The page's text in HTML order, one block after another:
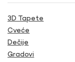
3D Tapete
Cveće
Dečije
Gradovi